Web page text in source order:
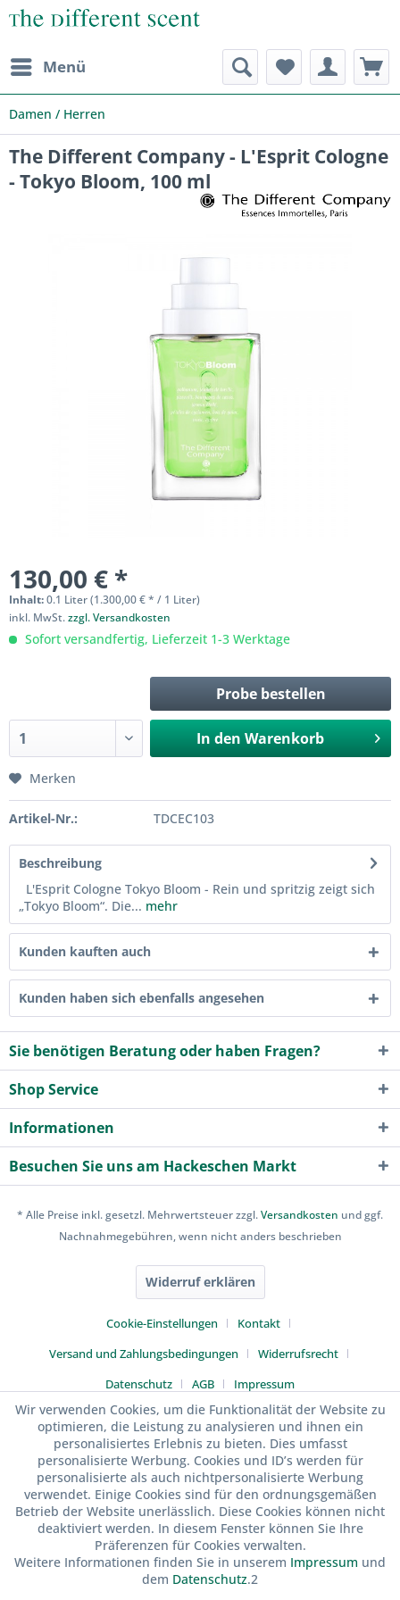
Menü
Damen / Herren
The Different Company - L'Esprit Cologne
- Tokyo Bloom, 100 ml
130,00 € *
Inhalt:0.1 Liter (1.300,00 € * / 1 Liter)
inkl. MwSt.zzgl. Versandkosten
Sofort versandfertig, Lieferzeit 1-3 Werktage
Probe bestellen
In den Warenkorb
Merken
Artikel-Nr.: TDCEC103
Beschreibung
L'Esprit Cologne Tokyo Bloom - Rein und spritzig zeigt sich
„Tokyo Bloom“. Die... mehr
Kunden kauften auch
Kunden haben sich ebenfalls angesehen
Sie benötigen Beratung oder haben Fragen?
Shop Service
Informationen
Besuchen Sie uns am Hackeschen Markt
* Alle Preise inkl. gesetzl. Mehrwertsteuer zzgl.Versandkosten und ggf.
Nachnahmegebühren, wenn nicht anders beschrieben
Widerruf erklären
Cookie-Einstellungen
Kontakt
Versand und Zahlungsbedingungen
Widerrufsrecht
Datenschutz
AGB Impressum
Wir verwenden Cookies, um die Funktionalität der Website zu
optimieren, die Leistung zu analysieren und ihnen ein
personalisiertes Erlebnis zu bieten. Dies umfasst
personalisierte Werbung. Cookies und ID’s werden für
personalisierte als auch nichtpersonalisierte Werbung
verwendet. Einige Cookies sind für den ordnungsgemäßen
Betrieb der Website unerlässlich. Diese Cookies können nicht
deaktiviert werden. In diesem Fenster können Sie Ihre
Präferenzen für Cookies verwalten.
Weitere Informationen finden Sie in unserem Impressum und
dem Datenschutz.2